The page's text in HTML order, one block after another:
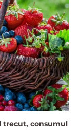
trecut, consumul